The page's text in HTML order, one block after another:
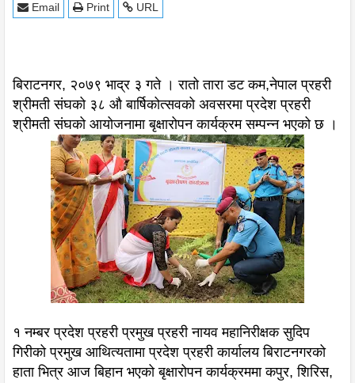
URL
Print
Email
बिराटनगर, २०७९ भाद्र ३ गते । रातो तारा डट कम,नेपाल प्रहरी
श्रीमती संघको ३८ औ बार्षिकोत्सवको अवसरमा प्रदेश प्रहरी
श्रीमती संघको आयोजनामा बृक्षारोपन कार्यक्रम सम्पन्न भएको छ ।
१ नम्बर प्रदेश प्रहरी प्रमुख प्रहरी नायव महानिरीक्षक सुदिप
गिरीको प्रमुख आथित्यतामा प्रदेश प्रहरी कार्यालय बिराटनगरको
हाता भित्र आज बिहान भएको बृक्षारोपन कार्यक्रममा कपुर, शिरिस,